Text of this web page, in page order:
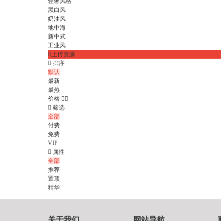
黑白风
奶油风
地中海
新中式
工业风
上传资源
 排序
默认
最新
最热
价格 
 筛选
全部
付费
免费
VIP
 属性
全部
推荐
置顶
精华